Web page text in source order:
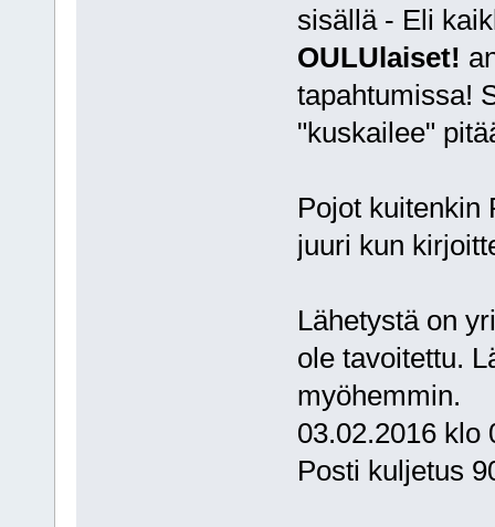
sisällä - Eli
OULUlaiset!
tapahtumissa!
"kuskailee"
Pojot kuitenkin
juuri kun
Lähetystä on
ole tavoitettu.
myöhemmin.
03.02.2016 klo
Posti kuljetus